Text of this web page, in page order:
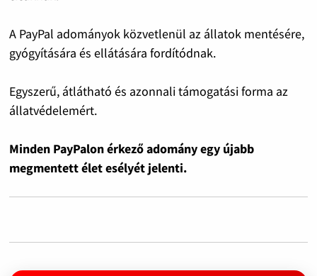
A PayPal adományok közvetlenül az állatok mentésére,
gyógyítására és ellátására fordítódnak.
Egyszerű, átlátható és azonnali támogatási forma az
állatvédelemért.
Minden PayPalon érkező adomány egy újabb
megmentett élet esélyét jelenti.